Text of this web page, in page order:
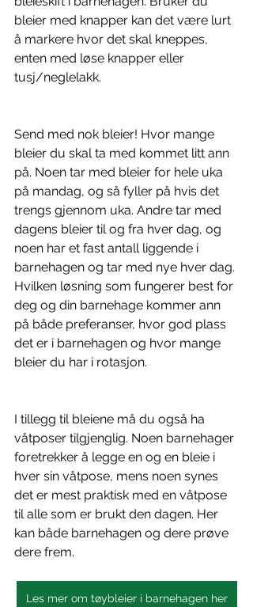
bleier med knapper kan det være lurt
å markere hvor det skal kneppes,
enten med løse knapper eller
tusj/neglelakk.
Send med nok bleier! Hvor mange
bleier du skal ta med kommet litt ann
på. Noen tar med bleier for hele uka
på mandag, og så fyller på hvis det
trengs gjennom uka. Andre tar med
dagens bleier til og fra hver dag, og
noen har et fast antall liggende i
barnehagen og tar med nye hver dag.
Hvilken løsning som fungerer best for
deg og din barnehage kommer ann
på både preferanser, hvor god plass
det er i barnehagen og hvor mange
bleier du har i rotasjon.
I tillegg til bleiene må du også ha
våtposer tilgjenglig. Noen barnehager
foretrekker å legge en og en bleie i
hver sin våtpose, mens noen synes
det er mest praktisk med en våtpose
til alle som er brukt den dagen. Her
kan både barnehagen og dere prøve
dere frem.
Les mer om tøybleier i barnehagen her